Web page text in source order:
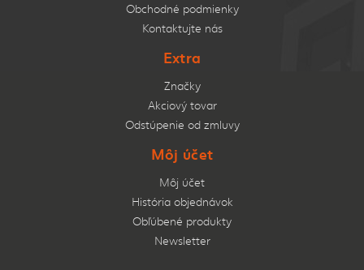
Obchodné podmienky
Kontaktujte nás
Extra
Značky
Akciový tovar
Odstúpenie od zmluvy
Môj účet
Môj účet
História objednávok
Obľúbené produkty
Newsletter